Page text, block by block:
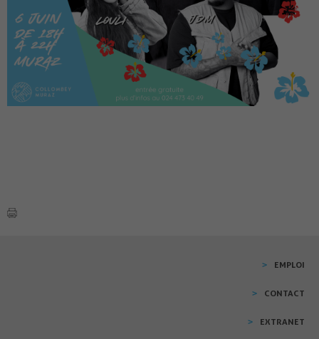
EMPLOI
CONTACT
EXTRANET